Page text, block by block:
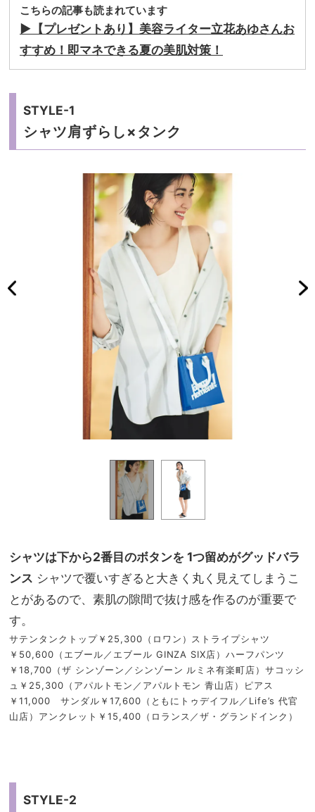
こちらの記事も読まれています
▶︎ 【プレゼントあり】美容ライター立花あゆさんお
すすめ！ 即マネできる夏の美肌対策！
STYLE-1
シャツ肩ずらし×タンク
シャツは下から2番目のボタンを 1つ留めがグッドバラ
ンス シャツで覆いすぎると大きく丸く見えてしまうこ
とがあるので、素肌の隙間で抜け感を作るのが重要で
す。
サテンタンクトップ￥25,300（ロワン）ストライプシャツ
￥50,600（エブール／エブール GINZA SIX店）ハーフパンツ
￥18,700（ザ シンゾーン／シンゾーン ルミネ有楽町店）サコッシ
ュ￥25,300（アパルトモン／アパルトモン 青山店）ピアス
￥11,000 サンダル￥17,600（ともにトゥデイフル／Life’s 代官
山店）アンクレット￥15,400（ロランス／ザ・グランドインク）
STYLE-2